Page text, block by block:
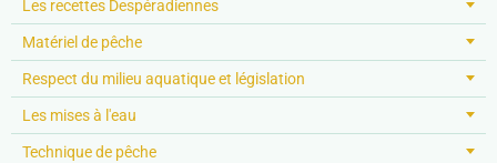
Les recettes Despéradiennes
Matériel de pêche
Respect du milieu aquatique et législation
Les mises à l'eau
Technique de pêche